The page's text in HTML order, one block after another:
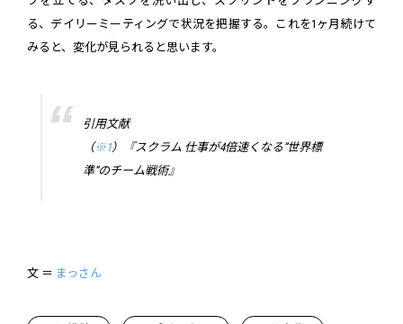
る、デイリーミーティングで状況を把握する。これを1ヶ月続けて
みると、変化が見られると思います。
引用文献
（※1）『スクラム 仕事が4倍速くなる”世界標
準”のチーム戦術』
文 ＝ まっさん